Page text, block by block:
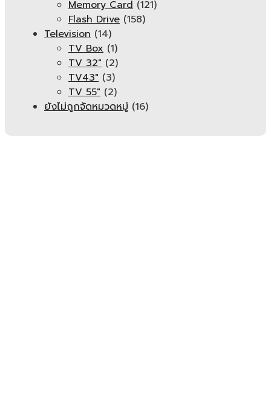
Memory Card (121)
Flash Drive (158)
Television (14)
TV Box (1)
TV 32" (2)
TV43" (3)
TV 55" (2)
ยังไม่ถูกจัดหมวดหมู่ (16)